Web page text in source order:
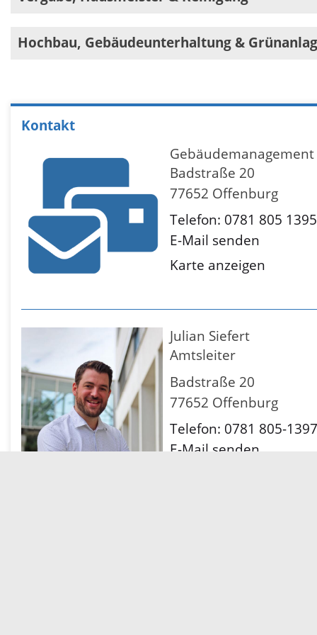
Hochbau, Gebäudeunterhaltung &
Kontakt
Gebäudemanagement
Badstraße 20
77652 Offenburg
Telefon: 0781 805 1395
E-Mail senden
Karte anzeigen
Julian Siefert
Amtsleiter
Badstraße 20
77652 Offenburg
Telefon: 0781 805-1397
E-Mail senden